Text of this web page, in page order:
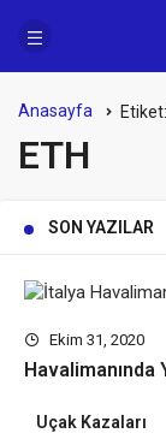
Anasayfa Etiket:
ETH
SON YAZILAR
Ekim 31, 2020
Havalimanında
Uçak Kazaları